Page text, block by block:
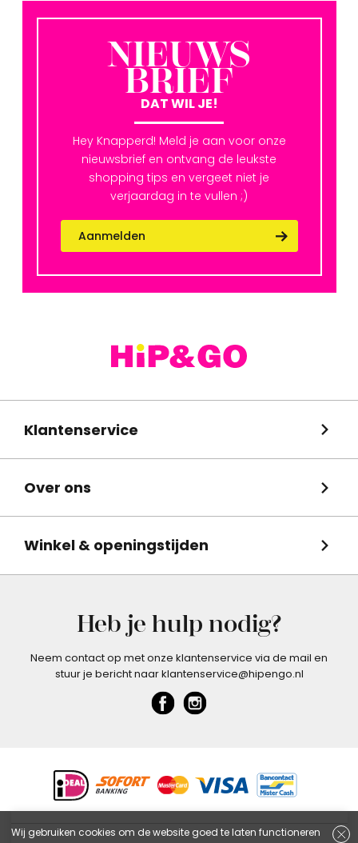
NIEUWS
BRIEF
DAT WIL JE!
Hey Knapperd! Meld je aan voor onze
nieuwsbrief en ontvang de leukste
shopping tips en vergeet niet je
verjaardag in te vullen ;)
Aanmelden
Klantenservice
Over ons
Winkel & openingstijden
Heb je hulp nodig?
Neem contact op met onze klantenservice via de mail en
stuur je bericht naar klantenservice@hipengo.nl
Wij gebruiken cookies om de website goed te laten functioneren